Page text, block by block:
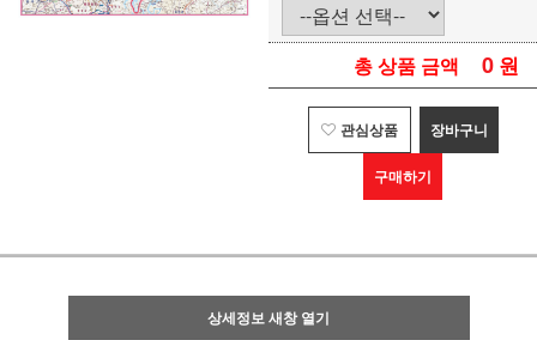
총 상품 금액 0 원
관심상품 장바구니
구매하기
상세정보 새창 열기